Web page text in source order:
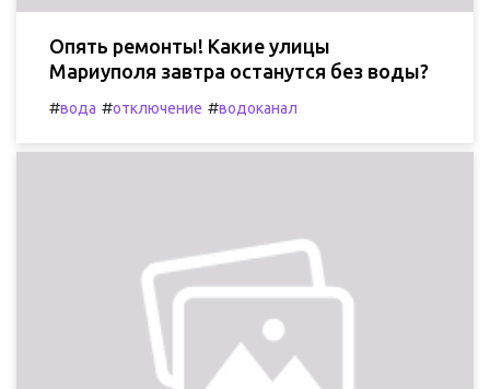
Опять ремонты! Какие улицы
Мариуполя завтра останутся без воды?
#вода #отключение #водоканал